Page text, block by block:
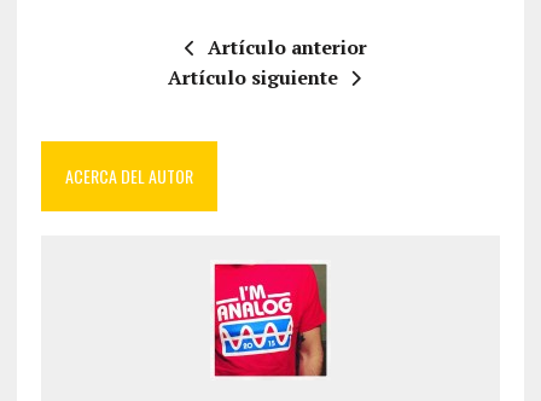
Artículo anterior
Artículo siguiente
ACERCA DEL AUTOR